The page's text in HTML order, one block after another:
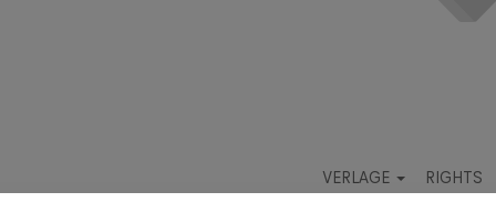
VERLAGE RIGHTS